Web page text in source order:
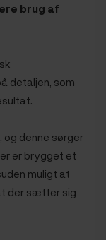
brug af
detaljen, som
denne sørger
er brygget et
muligt at
der sætter sig